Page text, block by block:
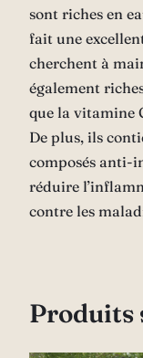
sont riches en
fait une
cherchent à
également
que la vitamine
De plus, ils
composés anti-
réduire
contre les
Produits